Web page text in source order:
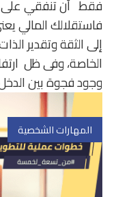
فقط أن تنفقي على
فاستقلالك المالي
إلى الثقة وتقدير
الخاصة، وفى ظل
وجود فجوة بين
المهارات الشخصية